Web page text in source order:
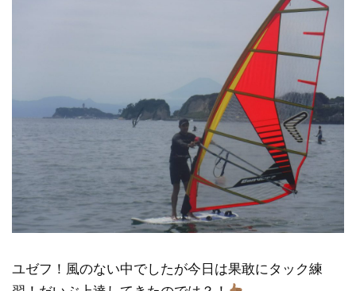
ユゼフ！風のない中でしたが今日は果敢にタック練